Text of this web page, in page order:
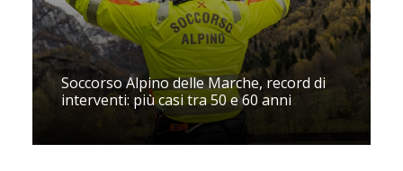
Soccorso Alpino delle Marche, record di
interventi: più casi tra 50 e 60 anni